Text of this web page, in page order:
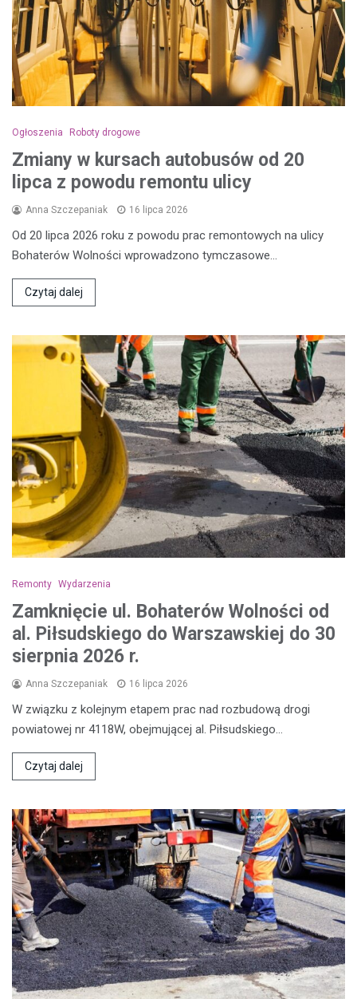
Ogłoszenia Roboty drogowe
Zmiany w kursach autobusów od 20
lipca z powodu remontu ulicy
Anna Szczepaniak 16 lipca 2026
Od 20 lipca 2026 roku z powodu prac remontowych na ulicy
Bohaterów Wolności wprowadzono tymczasowe…
Czytaj dalej
Remonty Wydarzenia
Zamknięcie ul. Bohaterów Wolności od
al. Piłsudskiego do Warszawskiej do 30
sierpnia 2026 r.
Anna Szczepaniak 16 lipca 2026
W związku z kolejnym etapem prac nad rozbudową drogi
powiatowej nr 4118W, obejmującej al. Piłsudskiego…
Czytaj dalej